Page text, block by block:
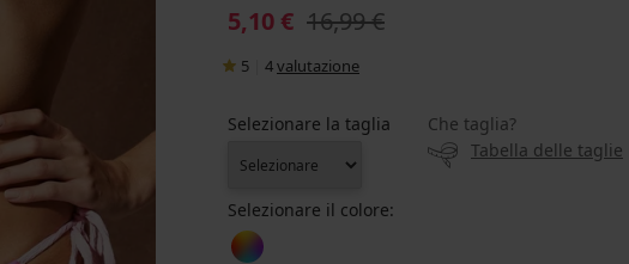
5,10 € 16,99 €
5 4valutazione
Selezionare la taglia
Che taglia?
Tabella delle taglie
Selezionare il colore: